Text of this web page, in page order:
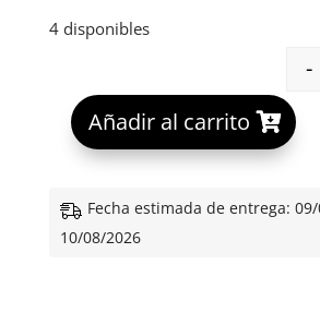
4 disponibles
-
Añadir al carrito
A
e
Fecha estimada de entrega:
10/08/2026